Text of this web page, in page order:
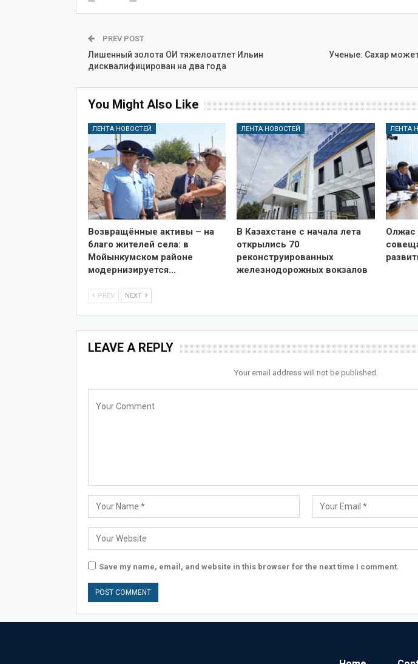
PREV POST
Лишенный золота ОИ тяжелоатлет Ильин
дисквалифицирован на два года
Ученые: Сахар
You Might Also Like
ЛЕНТА НОВОСТЕЙ
Возвращённые активы – на
благо жителей села: в
Мойынкумском районе
модернизируется…
ЛЕНТА НОВОСТЕЙ
В Казахстане с начала лета
открылись 70
реконструированных
железнодорожных вокзалов
ЛЕНТА
Олжас
PREV NEXT
LEAVE A REPLY
Your email address will not be published.
Save my name, email, and website in this browser for the next time I comment.